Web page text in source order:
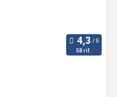
58 rif.